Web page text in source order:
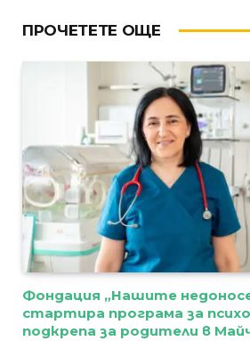
ПРОЧЕТЕТЕ ОЩЕ
Фондация „Нашите
стартира програма за
подкрепа за родители в